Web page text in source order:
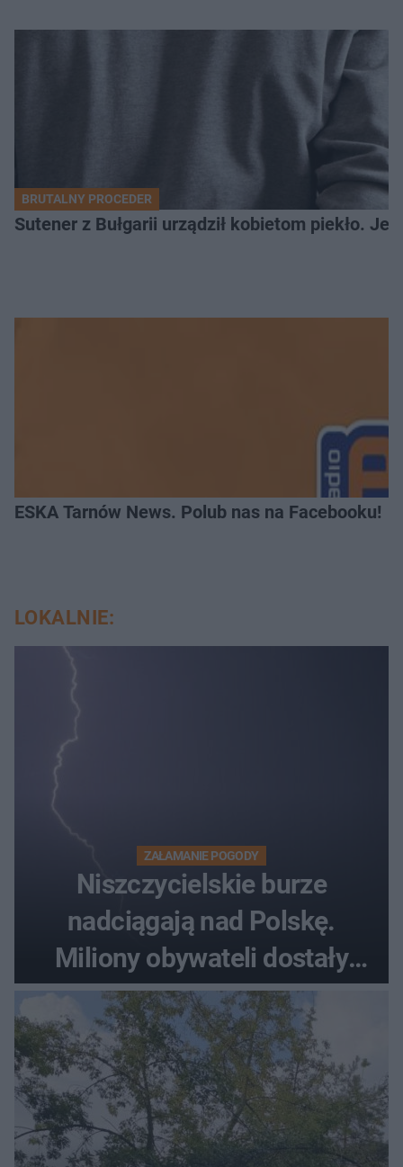
BRUTALNY PROCEDER
Sutener z Bułgarii urządził kobietom piekło.
ESKA Tarnów News. Polub nas na Facebooku!
LOKALNIE:
ZAŁAMANIE POGODY
Niszczycielskie burze
nadciągają nad Polskę.
Miliony obywateli dostały
wiadomości z pilnym
ostrzeżeniem